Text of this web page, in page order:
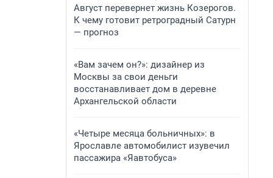
Август перевернет жизнь Козерогов.
К чему готовит ретроградный Сатурн
— прогноз
«Вам зачем он?»: дизайнер из
Москвы за свои деньги
восстанавливает дом в деревне
Архангельской области
«Четыре месяца больничных»: в
Ярославле автомобилист изувечил
пассажира «Яавтобуса»